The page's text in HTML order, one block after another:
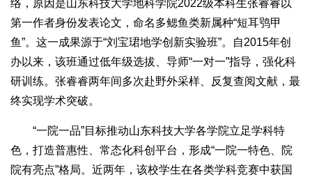
络，原因是山东科技大学地科学院2022级本科生张睿睿以
第一作者身份发表论文，命名多鳃鱼类新属种“短耳鸮甲
鱼”。这一成果源于“刘宝珺地学创新实验班”。自2015年创
办以来，该班通过低年级选拔、导师“一对一”指导，强化科
研训练。张睿睿两年间多次赴野外采样、反复查阅文献，最
终实现学术突破。
“一院一品”目标推动山东科技大学各学院立足学科特
色，打造普惠性、常态化科创平台，形成“一院一特色、院
院有亮点”格局。近两年，该校学生在各类学科竞赛中获国